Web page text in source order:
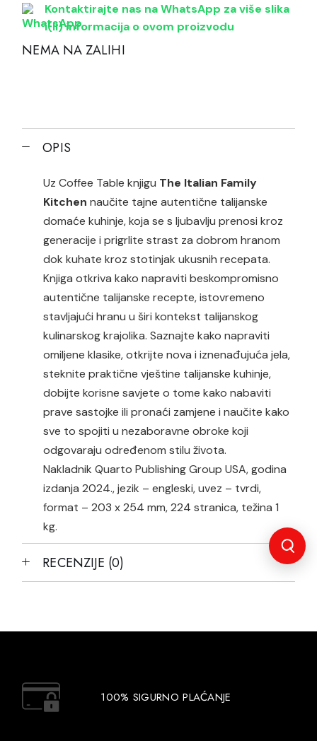
Kontaktirajte nas na WhatsApp za više slika
i(li) informacija o ovom proizvodu
NEMA NA ZALIHI
OPIS
Uz Coffee Table knjigu The Italian Family
Kitchennaučite tajne autentične talijanske
domaće kuhinje, koja se s ljubavlju prenosi kroz
generacije i prigrlite strast za dobrom hranom
dok kuhate kroz stotinjak ukusnih recepata.
Knjigaotkriva kako napraviti beskompromisno
autentične talijanske recepte, istovremeno
stavljajući hranu u širi kontekst talijanskog
kulinarskog krajolika. Saznajte kako napraviti
omiljene klasike, otkrijte nova i iznenađujuća jela,
steknite praktične vještine talijanske kuhinje,
dobijte korisne savjete o tome kako nabaviti
prave sastojke ili pronaći zamjene i naučite kako
sve to spojiti u nezaboravne obroke koji
odgovaraju određenom stilu života.
Nakladnik Quarto Publishing Group USA, godina
izdanja 2024., jezik – engleski, uvez – tvrdi,
format – 203 x 254 mm, 224 stranica, težina 1
kg.
RECENZIJE (0)
100% SIGURNO PLAĆANJE